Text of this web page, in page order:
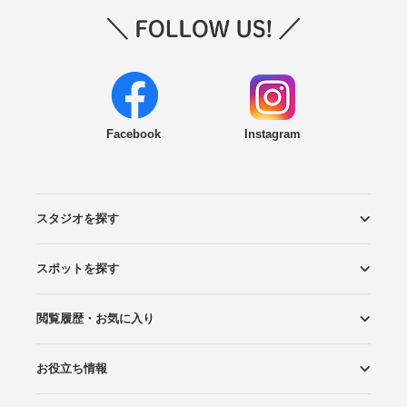
Facebook Instagram
スタジオを探す
エリアから探す
こだわりから探す
NEW PHOTO STYLE
プランから探す
フォトタイプ診断
フォトグラファーから探す
国内リゾートから探す
スポットを探す
ロケーションから探す
スタジオから探す
閲覧履歴・お気に入り
閲覧スタジオ
お気に入り
お役立ち情報